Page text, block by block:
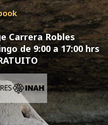
Carrera Robles
de 9:00 a 17:00 hrs